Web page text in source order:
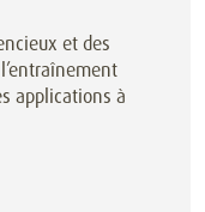
et des
applications à